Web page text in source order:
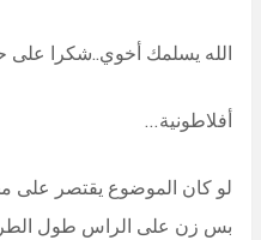
الله يسلمك أخوي..شكرا
أفلاطونية…
لو كان الموضوع يقتصر على
بس زن على الراس طول